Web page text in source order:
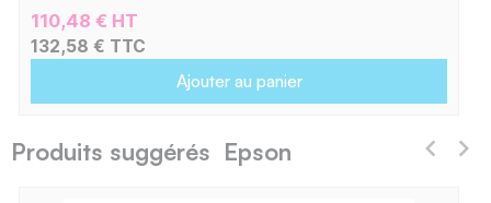
110,48 € HT
132,58 € TTC
Ajouter au panier
Produits suggérés Epson